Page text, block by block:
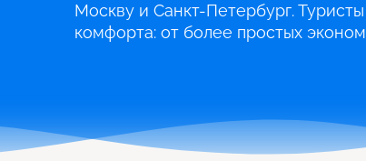
Москву и Санкт-Петербург.
комфорта: от более простых